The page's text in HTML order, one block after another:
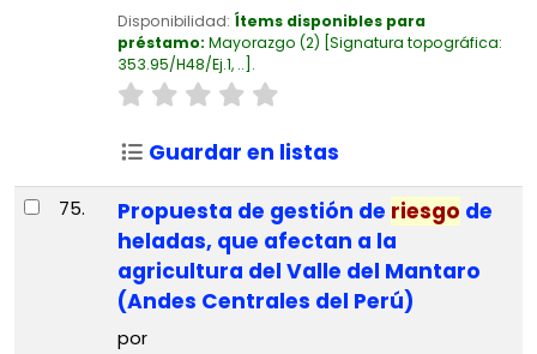
Disponibilidad: Ítems disponibles para
préstamo: Mayorazgo (2) Signatura topográfica:
353.95/H48/Ej.1, .. .
Guardar en listas
75. Propuesta de gestión de riesgo de
heladas, que afectan a la
agricultura del Valle del Mantaro
(Andes Centrales del Perú)
por